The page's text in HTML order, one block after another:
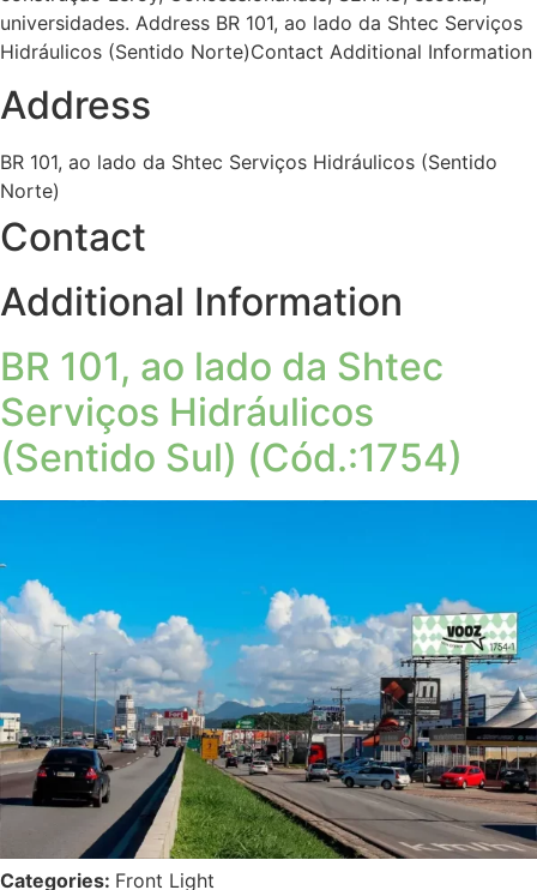
universidades. Address BR 101, ao lado da Shtec Serviços
Hidráulicos (Sentido Norte)Contact Additional Information
Address
BR 101, ao lado da Shtec Serviços Hidráulicos (Sentido
Norte)
Contact
Additional Information
BR 101, ao lado da Shtec
Serviços Hidráulicos
(Sentido Sul) (Cód.:1754)
Categories: Front Light